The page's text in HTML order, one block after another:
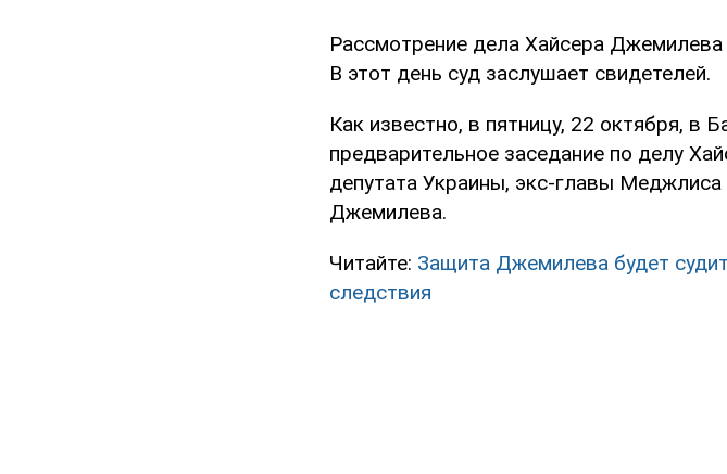
Рассмотрение дела Хайсера
В этот день суд заслушает свидетелей.
Как известно, в пятницу, 22 октября, в
предварительное заседание по делу
депутата Украины, экс-главы
Джемилева.
Читайте: Защита Джемилева будет
следствия